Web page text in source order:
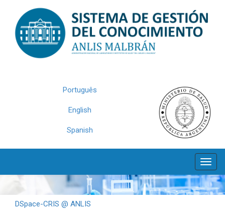
navigation
Português
English
Spanish
DSpace-CRIS @ ANLIS